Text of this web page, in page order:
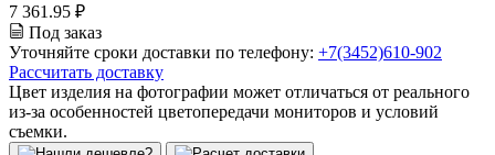
7 361.95 ₽
Под заказ
Уточняйте сроки доставки по телефону: +7(3452)610-902
Рассчитать доставку
Цвет изделия на фотографии может отличаться от реального
из-за особенностей цветопередачи мониторов и условий
съемки.